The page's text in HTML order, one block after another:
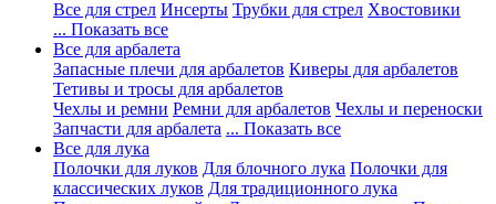
Все для стрел Инсерты Трубки для стрел Хвостовики
... Показать все
Все для арбалета
Запасные плечи для арбалетов Киверы для арбалетов
Тетивы и тросы для арбалетов
Чехлы и ремни Ремни для арбалетов Чехлы и переноски
Запчасти для арбалета ... Показать все
Все для лука
Полочки для луков Для блочного лука Полочки для
классических луков Для традиционного лука